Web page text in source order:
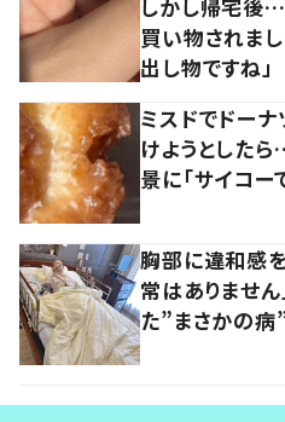
しかし帰宅後
買い物されまし
出し物ですね」
ミスドでドー
けようとした
景に「サイコー
胸部に違和感
常はありませ
た”まさかの病